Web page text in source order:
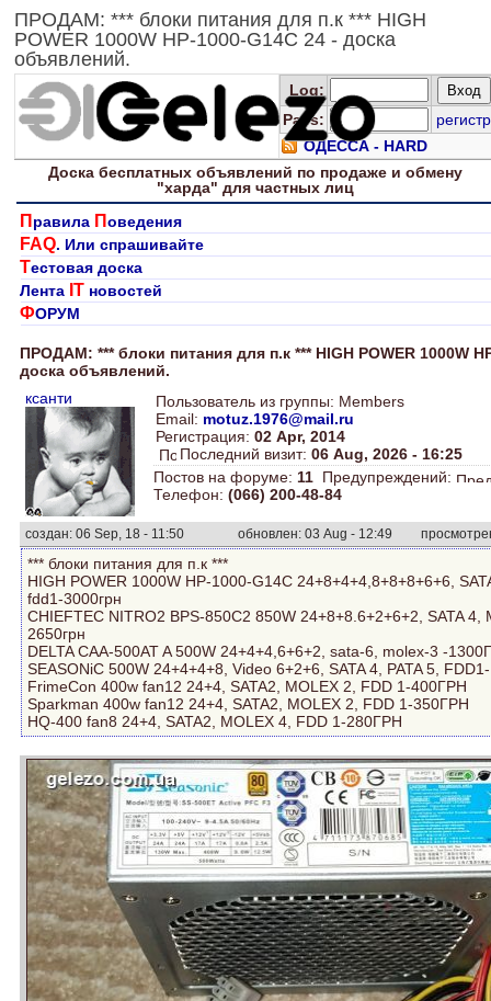
ПРОДАМ: *** блоки питания для п.к *** HIGH
POWER 1000W HP-1000-G14C 24 - доска
объявлений.
Log:
Pass:
регистр
ОДЕССА - HARD
Доска бесплатныхобъявлений по продаже и обмену
"харда" для частных лиц
П равила Поведения
FAQ. Или спрашивайте
Тестовая доска
Лента IT новостей
ФОРУМ
ПРОДАМ: *** блоки питания для п.к *** HIGH POWER 1000W
доска объявлений.
ксанти
Пользователь из группы: Members
Email: motuz.1976@mail.ru
Регистрация: 02 Apr, 2014
Последний визит: 06 Aug, 2026 - 16:25
Постов на форуме: 11 Предупреждений:
Телефон: (066) 200-48-84
создан: 06 Sep, 18 - 11:50 обновлен: 03 Aug - 12:49
*** блоки питания для п.к ***
HIGH POWER 1000W HP-1000-G14C 24+8+4+4,8+8+8+6+6,
fdd1-3000грн
CHIEFTEC NITRO2 BPS-850C2 850W 24+8+8.6+2+6+2, SATA 4,
2650грн
DELTA CAA-500AT A 500W 24+4+4,6+6+2, sata-6, molex-3 -
SЕASONiC 500W 24+4+4+8, Vidеo 6+2+6, SATA 4, PATA 5,
FrimeCon 400w fan12 24+4, SATA2, MOLEX 2, FDD 1-400ГРН
Sparkman 400w fan12 24+4, SATA2, MOLEX 2, FDD 1-350ГРН
HQ-400 fan8 24+4, SATA2, MOLEX 4, FDD 1-280ГРН